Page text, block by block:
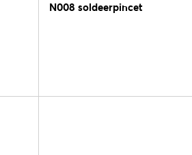
N008 soldeerpincet